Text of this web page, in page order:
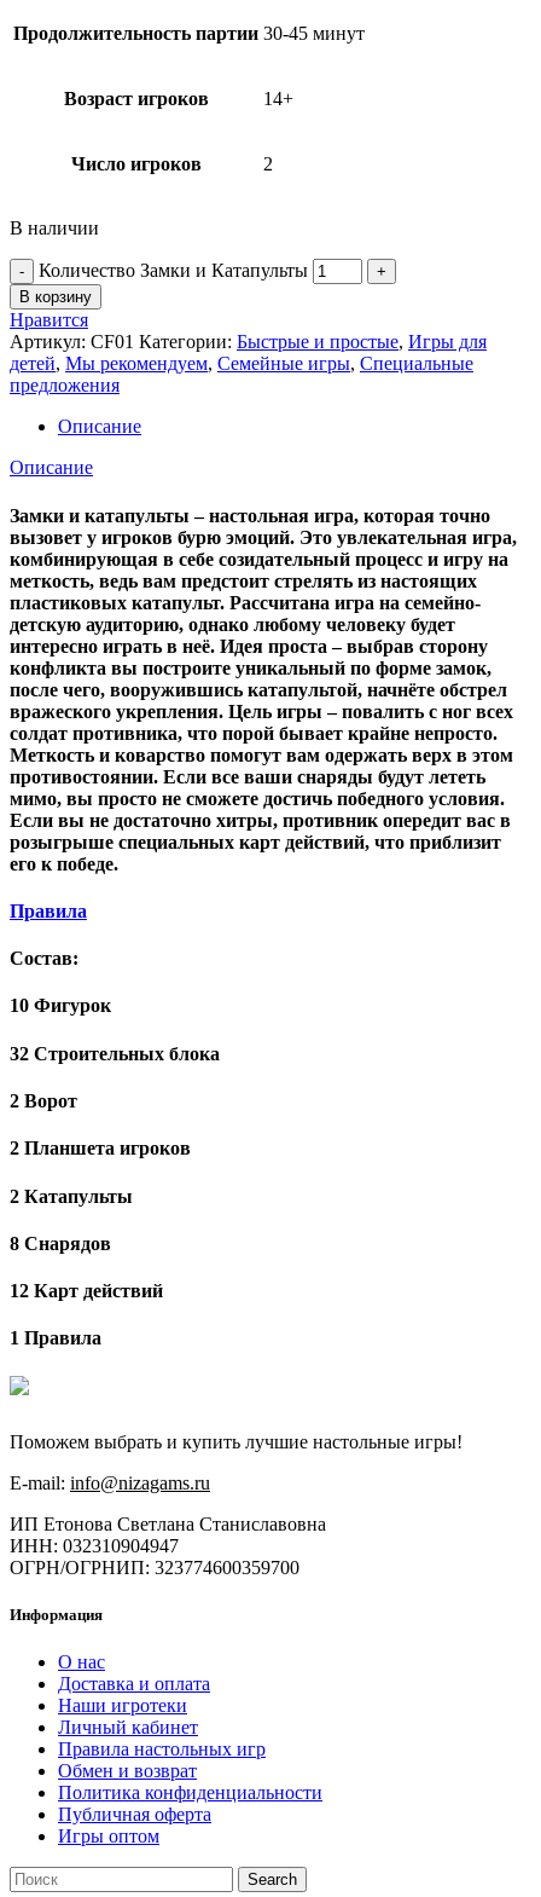
Продолжительность партии 30-45 минут
Возраст игроков 14+
Число игроков 2
В наличии
Количество Замки и Катапульты
В корзину
Нравится
Артикул: СF01 Категории: Быстрые и простые, Игры для
детей, Мы рекомендуем, Семейные игры, Специальные
предложения
Описание
Описание
Замки и катапульты – настольная игра, которая точно
вызовет у игроков бурю эмоций. Это увлекательная игра,
комбинирующая в себе созидательный процесс и игру на
меткость, ведь вам предстоит стрелять из настоящих
пластиковых катапульт. Рассчитана игра на семейно-
детскую аудиторию, однако любому человеку будет
интересно играть в неё. Идея проста – выбрав сторону
конфликта вы построите уникальный по форме замок,
после чего, вооружившись катапультой, начнёте обстрел
вражеского укрепления. Цель игры – повалить с ног всех
солдат противника, что порой бывает крайне непросто.
Меткость и коварство помогут вам одержать верх в этом
противостоянии. Если все ваши снаряды будут лететь
мимо, вы просто не сможете достичь победного условия.
Если вы не достаточно хитры, противник опередит вас в
розыгрыше специальных карт действий, что приблизит
его к победе.
Правила
Состав:
10 Фигурок
32 Строительных блока
2 Ворот
2 Планшета игроков
2 Катапульты
8 Снарядов
12 Карт действий
1 Правила
Поможем выбрать и купить лучшие настольные игры!
E-mail: info@nizagams.ru
ИП Етонова Светлана Станиславовна
ИНН: 032310904947
ОГРН/ОГРНИП: 323774600359700
Информация
О нас
Доставка и оплата
Наши игротеки
Личный кабинет
Правила настольных игр
Обмен и возврат
Политика конфиденциальности
Публичная оферта
Игры оптом
Search